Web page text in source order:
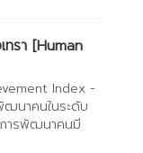
ทรา [Human
Index -
ฒนาคนในระดับ
ารพัฒนาคนมี